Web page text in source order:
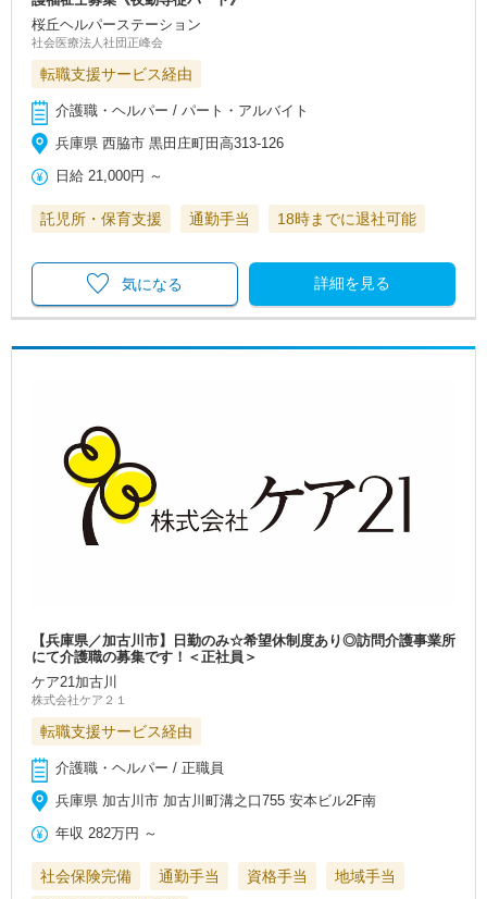
桜丘ヘルパーステーション
社会医療法人社団正峰会
転職支援サービス経由
介護職・ヘルパー / パート・アルバイト
兵庫県 西脇市 黒田庄町田高313-126
日給 21,000円 ～
託児所・保育支援 通勤手当 18時までに退社可能
詳細を見る
気になる
【兵庫県／加古川市】日勤のみ☆希望休制度あり◎訪問介護事業所
にて介護職の募集です！＜正社員＞
ケア21加古川
株式会社ケア２１
転職支援サービス経由
介護職・ヘルパー / 正職員
兵庫県 加古川市 加古川町溝之口755 安本ビル2F南
年収 282万円 ～
社会保険完備 通勤手当 資格手当
地域手当